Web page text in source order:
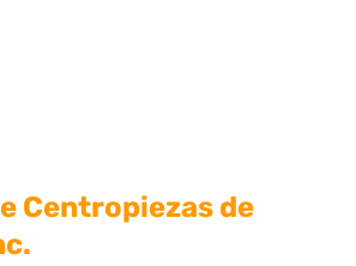
Centropiezas de